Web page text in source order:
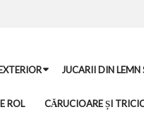
JUCARII DIN LEMN
ROL CĂRUCIOARE ȘI